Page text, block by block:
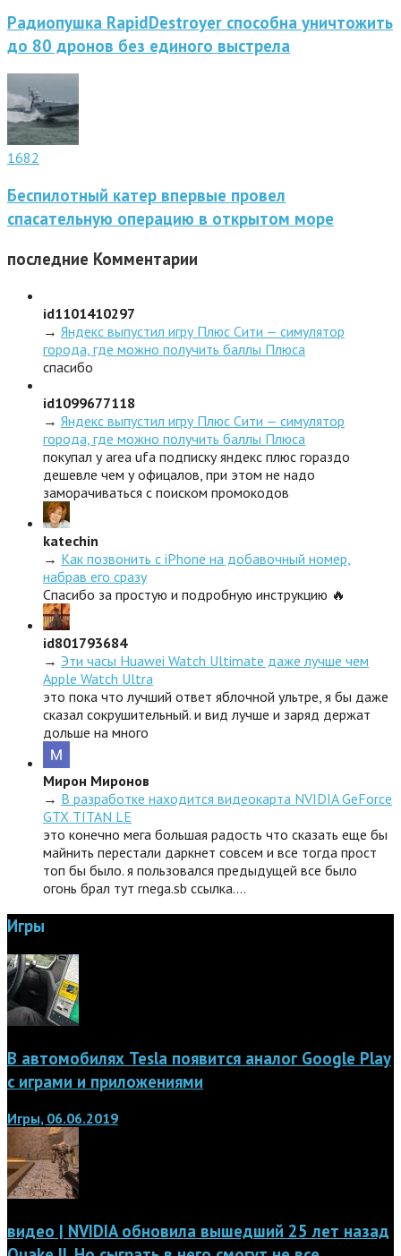
Радиопушка RapidDestroyer способна уничтожить
до 80 дронов без единого выстрела
1682
Беспилотный катер впервые провел
спасательную операцию в открытом море
последние Комментарии
id1101410297
→ Яндекс выпустил игру Плюс Сити — симулятор
города, где можно получить баллы Плюса
спасибо
id1099677118
→ Яндекс выпустил игру Плюс Сити — симулятор
города, где можно получить баллы Плюса
покупал у area ufa подписку яндекс плюс гораздо
дешевле чем у офицалов, при этом не надо
заморачиваться с поиском промокодов
katechin
→ Как позвонить с iPhone на добавочный номер,
набрав его сразу
Спасибо за простую и подробную инструкцию 🔥
id801793684
→ Эти часы Huawei Watch Ultimate даже лучше чем
Apple Watch Ultra
это пока что лучший ответ яблочной ультре, я бы даже
сказал сокрушительный. и вид лучше и заряд держат
дольше на много
Мирон Миронов
→ В разработке находится видеокарта NVIDIA GeForce
GTX TITAN LE
это конечно мега большая радость что сказать еще бы
майнить перестали даркнет совсем и все тогда прост
топ бы было. я пользовался предыдущей все было
огонь брал тут rnega.sb ссылка.…
Игры
В автомобилях Tesla появится аналог Google Play
с играми и приложениями
Игры, 06.06.2019
видео | NVIDIA обновила вышедший 25 лет назад